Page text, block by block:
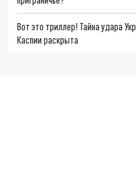
Вот это триллер! Тайна удара
Каспии раскрыта